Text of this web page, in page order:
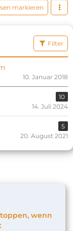
markieren
Filter
10. Januar 2018
10
14. Juli 2024
5
20. August 2021
wenn